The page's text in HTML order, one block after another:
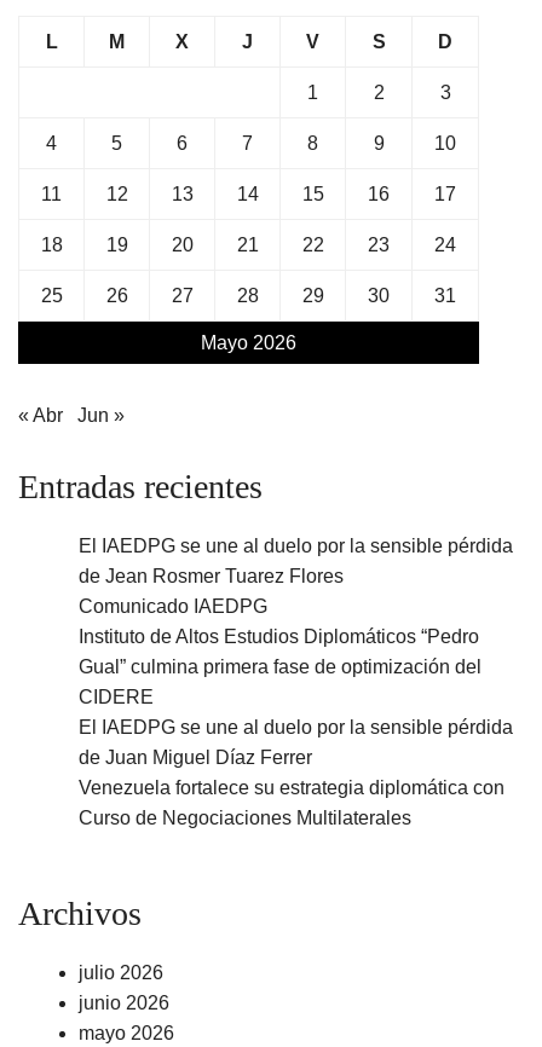
Mayo 2026
L M X J V S D
1 2 3
4 5 6 7 8 9 10
11 12 13 14 15 16 17
18 19 20 21 22 23 24
25 26 27 28 29 30 31
« Abr Jun »
Entradas recientes
El IAEDPG se une al duelo por la sensible pérdida
de Jean Rosmer Tuarez Flores
Comunicado IAEDPG
Instituto de Altos Estudios Diplomáticos “Pedro
Gual” culmina primera fase de optimización del
CIDERE
El IAEDPG se une al duelo por la sensible pérdida
de Juan Miguel Díaz Ferrer
Venezuela fortalece su estrategia diplomática con
Curso de Negociaciones Multilaterales
Archivos
julio 2026
junio 2026
mayo 2026